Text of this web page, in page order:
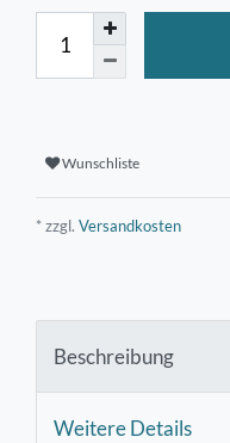
Wunschliste
* zzgl. Versandkosten
Beschreibung
Weitere Details